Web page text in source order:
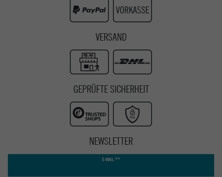
VERSAND
GEPRÜFTE SICHERHEIT
NEWSLETTER
E-MAIL **